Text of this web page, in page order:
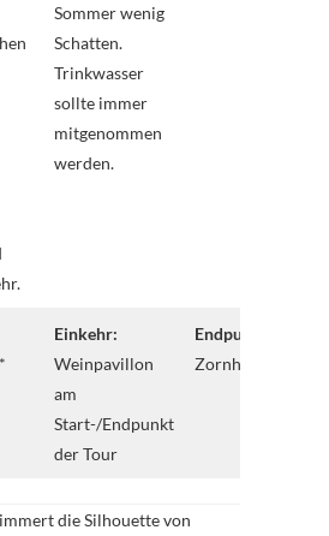
Sommer wenig
Schatten.
Trinkwasser
sollte immer
mitgenommen
werden.
*
Einkehr:
Weinpavillon
am
Start-/Endpunkt
der Tour
Endpunkt:
Zornheim
die Silhouette von